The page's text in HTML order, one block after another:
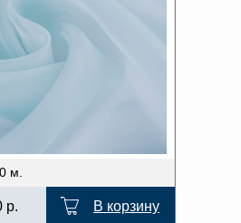
м.
р. В корзину